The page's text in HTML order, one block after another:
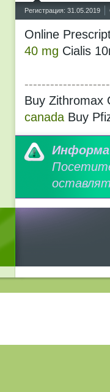
Регистрация: 31.05.2019
Online
40 mg Cialis
--------------------
Buy Zithromax
canada Buy